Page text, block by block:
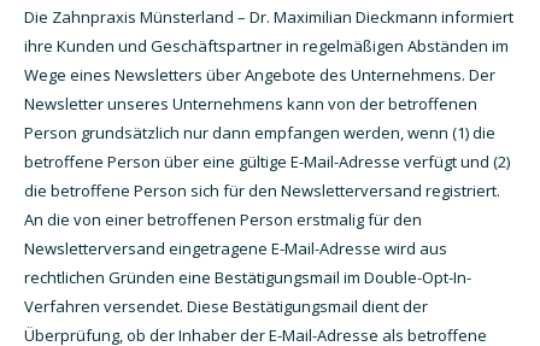
Die Zahnpraxis Münsterland – Dr. Maximilian Dieckmann informiert
ihre Kunden und Geschäftspartner in regelmäßigen Abständen im
Wege eines Newsletters über Angebote des Unternehmens. Der
Newsletter unseres Unternehmens kann von der betroffenen
Person grundsätzlich nur dann empfangen werden, wenn (1) die
betroffene Person über eine gültige E-Mail-Adresse verfügt und (2)
die betroffene Person sich für den Newsletterversand registriert.
An die von einer betroffenen Person erstmalig für den
Newsletterversand eingetragene E-Mail-Adresse wird aus
rechtlichen Gründen eine Bestätigungsmail im Double-Opt-In-
Verfahren versendet. Diese Bestätigungsmail dient der
Überprüfung, ob der Inhaber der E-Mail-Adresse als betroffene